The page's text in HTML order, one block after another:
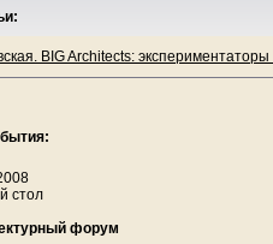
BIG Architects:
стол
форум